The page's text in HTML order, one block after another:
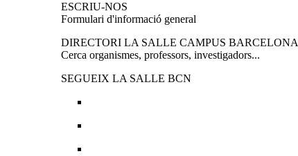
ESCRIU-NOS
Formulari d'informació general
DIRECTORI LA SALLE CAMPUS BARCELONA
Cerca organismes, professors, investigadors...
SEGUEIX LA SALLE BCN